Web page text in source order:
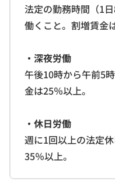
法定の勤務時間（1
働くこと。割増賃金
・ 深夜労働
午後10時から午前5
金は25％以上。
・ 休日労働
週に1回以上の法定
35％以上。